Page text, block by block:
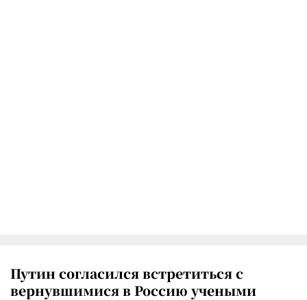
Путин согласился встретиться с
вернувшимися в Россию учеными